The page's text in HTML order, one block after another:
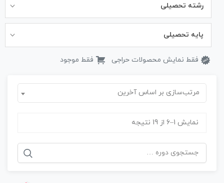
رشته تحصیلی
پایه تحصیلی
فقط نمایش محصولات حراجی فقط موجود
مرتب‌سازی بر اساس آخرین
نمایش 1–6 از 19 نتیجه
جستجو
برای: